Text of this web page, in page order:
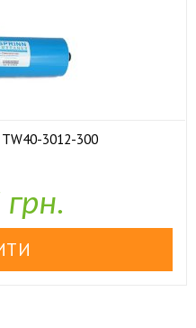
3012-300